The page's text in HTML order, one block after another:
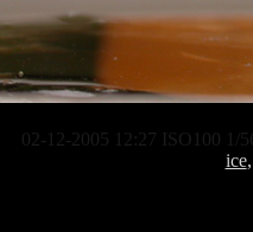
02-12-2005 12:27 ISO100 1/
ice